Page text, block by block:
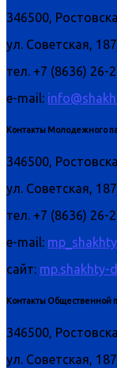
346500,
ул. Советская,
тел. +7 (8636) 26-
e-mail:
Контакты Молодежного
346500,
ул. Советская,
тел. +7 (8636) 26-
e-mail:
сайт: mp.shakhty-
Контакты Общественной
346500,
ул. Советская,